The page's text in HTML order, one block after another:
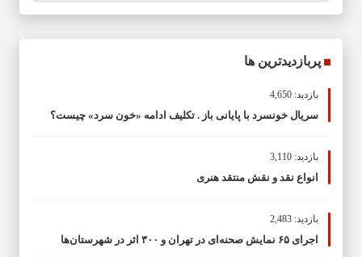
پربازدیدترین ها
بازدید: 4,650
سریال خونسرد با پایانی باز . تکلیف ادامه «خون سرد» چیست؟
بازدید: 3,110
انواع نقد و نقش منتقد هنری
بازدید: 2,483
اجرای ۶۵ نمایش صحنه‌ای در تهران و ۳۰۰ اثر در شهرستان‌ها